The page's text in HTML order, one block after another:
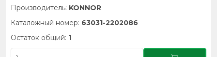
Производитель: KONNOR
Каталожный номер: 63031-2202086
Остаток общий: 1